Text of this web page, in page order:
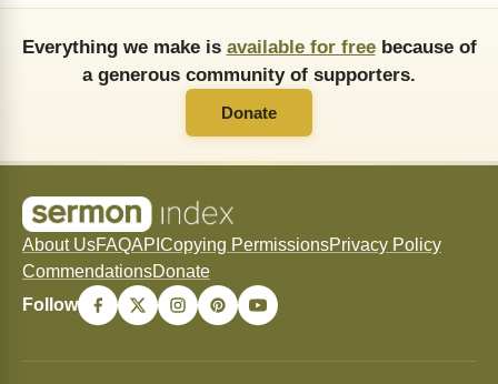
Everything we make is available for freebecause of
a generous community of supporters.
Donate
About UsFAQAPI Copying PermissionsPrivacy Policy
CommendationsDonate
Follow